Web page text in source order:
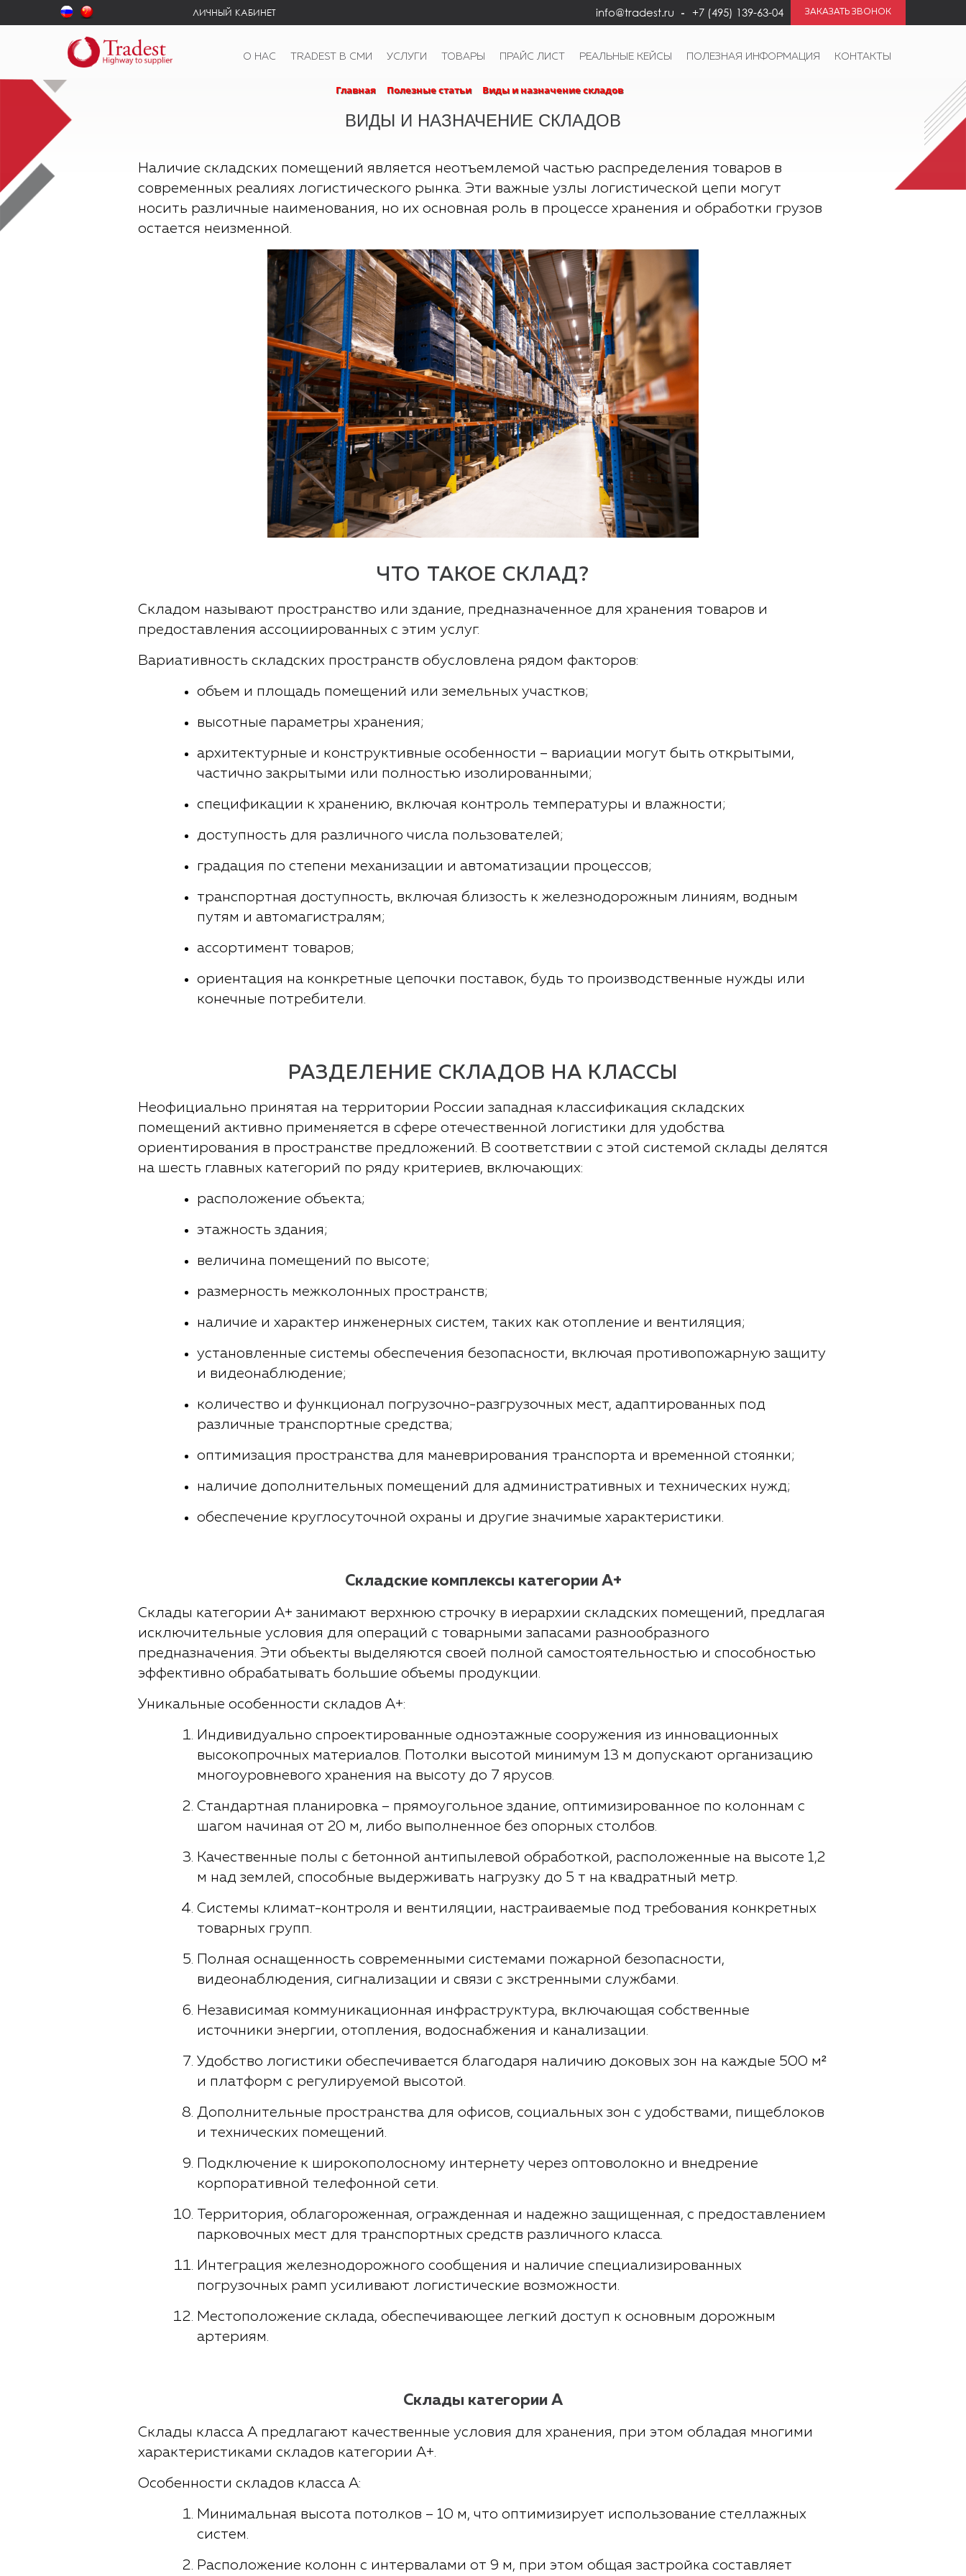
ЛИЧНЫЙ КАБИНЕТ ЗАКАЗАТЬ ЗВОНОК
+7 (495) 139-63-04
info@tradest.ru
О НАС TRADEST В СМИ УСЛУГИ ТОВАРЫ ПРАЙС ЛИСТ РЕАЛЬНЫЕ КЕЙСЫ ПОЛЕЗНАЯ ИНФОРМАЦИЯ КОНТАКТЫ
Главная Полезные статьи Виды и назначение складов
ВИДЫ И НАЗНАЧЕНИЕ СКЛАДОВ
Наличие складских помещений является неотъемлемой частью распределения товаров в
современных реалиях логистического рынка. Эти важные узлы логистической цепи могут
носить различные наименования, но их основная роль в процессе хранения и обработки грузов
остается неизменной.
ЧТО ТАКОЕ СКЛАД?
Складом называют пространство или здание, предназначенное для хранения товаров и
предоставления ассоциированных с этим услуг.
Вариативность складских пространств обусловлена рядом факторов:
объем и площадь помещений или земельных участков;
высотные параметры хранения;
архитектурные и конструктивные особенности – вариации могут быть открытыми,
частично закрытыми или полностью изолированными;
спецификации к хранению, включая контроль температуры и влажности;
доступность для различного числа пользователей;
градация по степени механизации и автоматизации процессов;
транспортная доступность, включая близость к железнодорожным линиям, водным
путям и автомагистралям;
ассортимент товаров;
ориентация на конкретные цепочки поставок, будь то производственные нужды или
конечные потребители.
РАЗДЕЛЕНИЕ СКЛАДОВ НА КЛАССЫ
Неофициально принятая на территории России западная классификация складских
помещений активно применяется в сфере отечественной логистики для удобства
ориентирования в пространстве предложений. В соответствии с этой системой склады делятся
на шесть главных категорий по ряду критериев, включающих:
расположение объекта;
этажность здания;
величина помещений по высоте;
размерность межколонных пространств;
наличие и характер инженерных систем, таких как отопление и вентиляция;
установленные системы обеспечения безопасности, включая противопожарную защиту
и видеонаблюдение;
количество и функционал погрузочно-разгрузочных мест, адаптированных под
различные транспортные средства;
оптимизация пространства для маневрирования транспорта и временной стоянки;
наличие дополнительных помещений для административных и технических нужд;
обеспечение круглосуточной охраны и другие значимые характеристики.
Складские комплексы категории A+
Склады категории A+ занимают верхнюю строчку в иерархии складских помещений, предлагая
исключительные условия для операций с товарными запасами разнообразного
предназначения. Эти объекты выделяются своей полной самостоятельностью и способностью
эффективно обрабатывать большие объемы продукции.
Уникальные особенности складов A+:
Индивидуально спроектированные одноэтажные сооружения из инновационных
высокопрочных материалов. Потолки высотой минимум 13 м допускают организацию
многоуровневого хранения на высоту до 7 ярусов.
Стандартная планировка – прямоугольное здание, оптимизированное по колоннам с
шагом начиная от 20 м, либо выполненное без опорных столбов.
Качественные полы с бетонной антипылевой обработкой, расположенные на высоте 1,2
м над землей, способные выдерживать нагрузку до 5 т на квадратный метр.
Системы климат-контроля и вентиляции, настраиваемые под требования конкретных
товарных групп.
Полная оснащенность современными системами пожарной безопасности,
видеонаблюдения, сигнализации и связи с экстренными службами.
Независимая коммуникационная инфраструктура, включающая собственные
источники энергии, отопления, водоснабжения и канализации.
Удобство логистики обеспечивается благодаря наличию доковых зон на каждые 500 м²
и платформ с регулируемой высотой.
Дополнительные пространства для офисов, социальных зон с удобствами, пищеблоков
и технических помещений.
Подключение к широкополосному интернету через оптоволокно и внедрение
корпоративной телефонной сети.
Территория, облагороженная, огражденная и надежно защищенная, с предоставлением
парковочных мест для транспортных средств различного класса.
Интеграция железнодорожного сообщения и наличие специализированных
погрузочных рамп усиливают логистические возможности.
Местоположение склада, обеспечивающее легкий доступ к основным дорожным
артериям.
Склады категории А
Склады класса А предлагают качественные условия для хранения, при этом обладая многими
характеристиками складов категории A+.
Особенности складов класса А:
Минимальная высота потолков – 10 м, что оптимизирует использование стеллажных
систем.
Расположение колонн с интервалами от 9 м, при этом общая застройка составляет